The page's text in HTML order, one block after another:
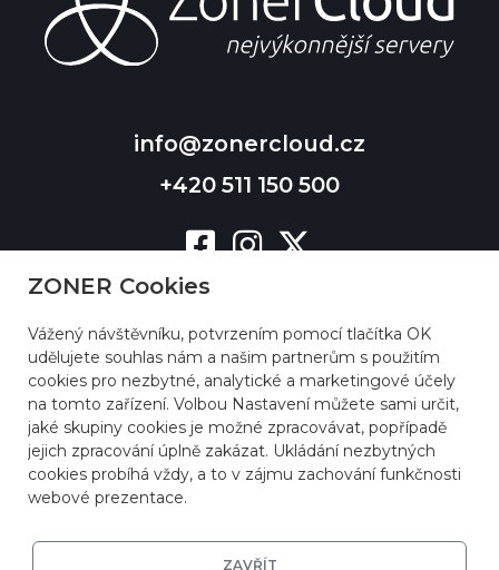
info@zonercloud.cz
+420 511 150 500
ZONER Cookies
Vážený návštěvníku, potvrzením pomocí tlačítka OK
udělujete souhlas nám a našim partnerům s použitím
cookies pro nezbytné, analytické a marketingové účely
na tomto zařízení. Volbou Nastavení můžete sami určit,
jaké skupiny cookies je možné zpracovávat, popřípadě
jejich zpracování úplně zakázat. Ukládání nezbytných
cookies probíhá vždy, a to v zájmu zachování funkčnosti
webové prezentace.
ZAVŘÍT